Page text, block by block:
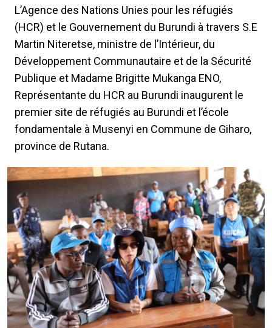
L’Agence des Nations Unies pour les réfugiés
(HCR) et le Gouvernement du Burundi à travers S.E
Martin Niteretse, ministre de l’Intérieur, du
Développement Communautaire et de la Sécurité
Publique et Madame Brigitte Mukanga ENO,
Représentante du HCR au Burundi inaugurent le
premier site de réfugiés au Burundi et l’école
fondamentale à Musenyi en Commune de Giharo,
province de Rutana.